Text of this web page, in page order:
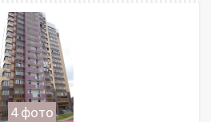
4 фото